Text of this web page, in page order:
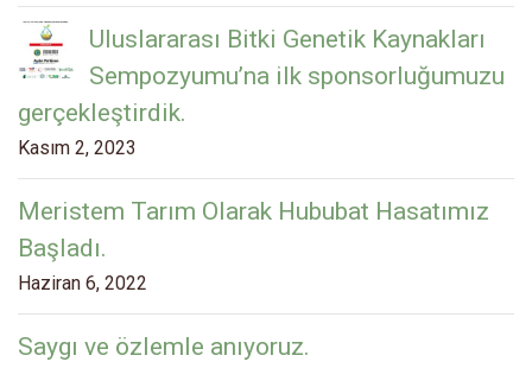
Uluslararası Bitki Genetik Kaynakları
Sempozyumu’na ilk sponsorluğumuzu
gerçekleştirdik.
Kasım 2, 2023
Meristem Tarım Olarak Hububat Hasatımız
Başladı.
Haziran 6, 2022
Saygı ve özlemle anıyoruz.